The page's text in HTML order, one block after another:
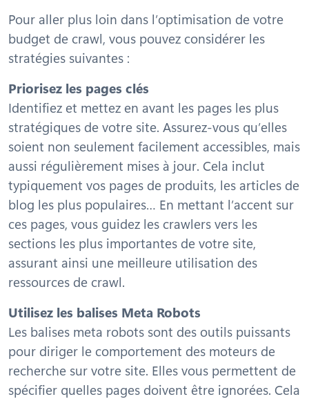
Pour aller plus loin dans l’optimisation de votre
budget de crawl, vous pouvez considérer les
stratégies suivantes :
Priorisez les pages clés
Identifiez et mettez en avant les pages les plus
stratégiques de votre site. Assurez-vous qu’elles
soient non seulement facilement accessibles, mais
aussi régulièrement mises à jour. Cela inclut
typiquement vos pages de produits, les articles de
blog les plus populaires… En mettant l’accent sur
ces pages, vous guidez les crawlers vers les
sections les plus importantes de votre site,
assurant ainsi une meilleure utilisation des
ressources de crawl.
Utilisez les balises Meta Robots
Les balises meta robots sont des outils puissants
pour diriger le comportement des moteurs de
recherche sur votre site. Elles vous permettent de
spécifier quelles pages doivent être ignorées. Cela